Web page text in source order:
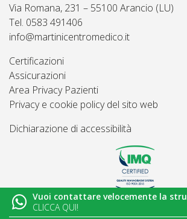
Via Romana, 231 – 55100 Arancio (LU)
Tel. 0583 491406
info@martinicentromedico.it
Certificazioni
Assicurazioni
Area Privacy Pazienti
Privacy e cookie policy del sito web
Dichiarazione di accessibilità
© 2026Martini Centro Medico - Lucca
Vuoi contattare velocemente la
CLICCA QUI!